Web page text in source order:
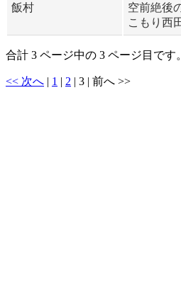
飯村
空前絶後
こもり西
合計 3 ページ中の 3 ページ目です
<< 次へ | 1 | 2 | 3 | 前へ >>